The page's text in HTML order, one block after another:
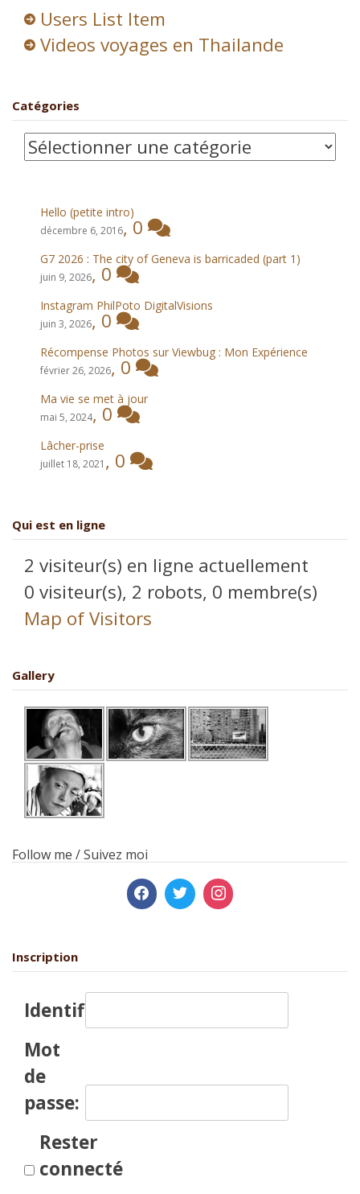
Users List Item
Videos voyages en Thailande
Catégories
Catégories
Hello (petite intro)
décembre 6, 2016,0
G7 2026 : The city of Geneva is barricaded (part 1)
juin 9, 2026, 0
Instagram PhilPoto DigitalVisions
juin 3, 2026, 0
Récompense Photos sur Viewbug : Mon Expérience
février 26, 2026, 0
Ma vie se met à jour
mai 5, 2024, 0
Lâcher-prise
juillet 18, 2021 , 0
Qui est en ligne
2 visiteur(s) en ligne actuellement
0 visiteur(s), 2 robots, 0 membre(s)
Map of Visitors
Gallery
Follow me / Suivez moi
Inscription
Identifiant:
Mot
de
passe:
Rester
connecté